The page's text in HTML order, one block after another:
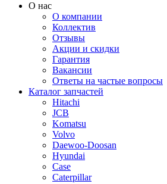
О нас
О компании
Коллектив
Отзывы
Акции и скидки
Гарантия
Вакансии
Ответы на частые вопросы
Каталог запчастей
Hitachi
JCB
Komatsu
Volvo
Daewoo-Doosan
Hyundai
Case
Caterpillar